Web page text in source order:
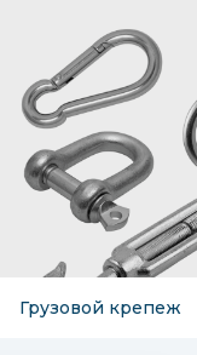
Грузовой крепеж